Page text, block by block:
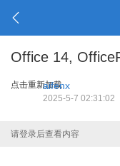
Office 14,
点击重新加载
aifenx
2025-5-7 02:31:02
请登录后查看内容